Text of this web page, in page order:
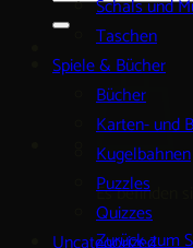
nach:
Es befinden
Zurück zum
Schals und
Taschen
Spiele & Bücher
Bücher
Karten- und
Kugelbahnen
Puzzles
Quizzes